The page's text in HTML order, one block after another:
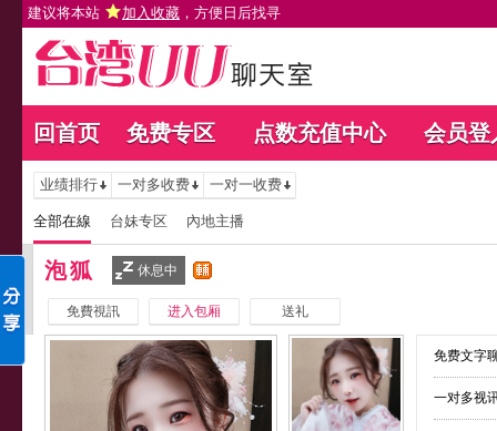
建议将本站 加入收藏 ，方便日后找寻
回首页 免费专区 点数充值中心 会员登
业绩排行 一对多收费 一对一收费
全部在線 台妹专区 內地主播
泡狐 休息中
免費視訊 进入包厢 送礼
免费文字
一对多视